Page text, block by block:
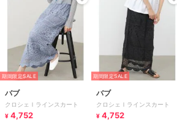
期間限定SALE
バブ
クロシェＩラインスカート
¥ 4,752
期間限定SALE
バブ
クロシェＩラインスカート
¥ 4,752